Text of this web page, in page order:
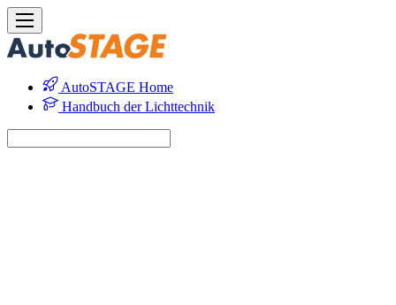
AutoSTAGE Home
Handbuch der Lichttechnik